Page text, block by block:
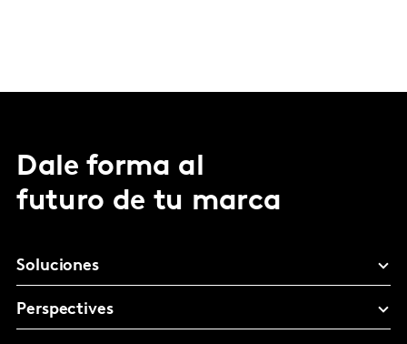
Dale forma al
futuro de tu marca
Soluciones
Perspectives